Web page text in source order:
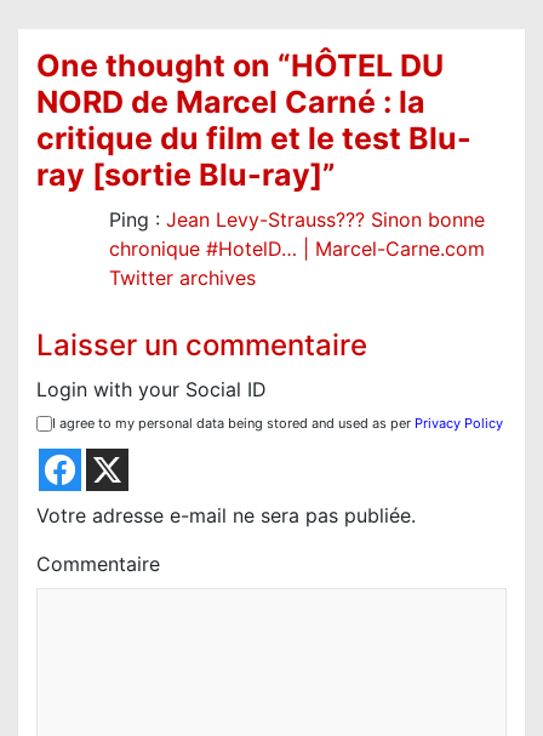
One thought on “HÔTEL DU
NORD de Marcel Carné : la
critique du film et le test Blu-
ray [sortie Blu-ray]”
Ping : Jean Levy-Strauss??? Sinon bonne
chronique #HotelD… | Marcel-Carne.com
Twitter archives
Laisser un commentaire
Login with your Social ID
I agree to my personal data being stored and used as per Privacy Policy
Votre adresse e-mail ne sera pas publiée.
Commentaire